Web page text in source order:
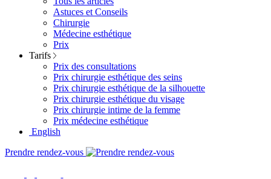
Astuces et Conseils
Chirurgie
Médecine esthétique
Prix
Tarifs
Prix des consultations
Prix chirurgie esthétique des seins
Prix chirurgie esthétique de la silhouette
Prix chirurgie esthétique du visage
Prix chirurgie intime de la femme
Prix médecine esthétique
English
Prendre rendez-vous